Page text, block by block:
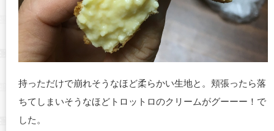
持っただけで崩れそうなほど柔らかい生地と。頬張ったら落
ちてしまいそうなほどトロットロのクリームがグーーー！で
した。